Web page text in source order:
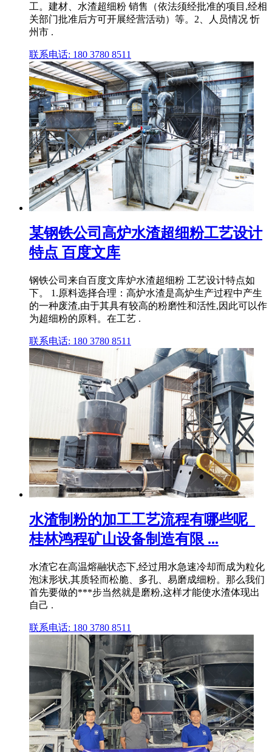
工。建材、水渣超细粉 销售（依法须经批准的项目,经相
关部门批准后方可开展经营活动）等。2、人员情况 忻
州市 .
联系电话: 180 3780 8511
某钢铁公司高炉水渣超细粉工艺设计
特点 百度文库
钢铁公司来自百度文库炉水渣超细粉 工艺设计特点如
下。 1.原料选择合理：高炉水渣是高炉生产过程中产生
的一种废渣,由于其具有较高的粉磨性和活性,因此可以作
为超细粉的原料。在工艺 .
联系电话: 180 3780 8511
水渣制粉的加工工艺流程有哪些呢_
桂林鸿程矿山设备制造有限 ...
水渣它在高温熔融状态下,经过用水急速冷却而成为粒化
泡沫形状,其质轻而松脆、多孔、易磨成细粉。那么我们
首先要做的***步当然就是磨粉,这样才能使水渣体现出
自己 .
联系电话: 180 3780 8511